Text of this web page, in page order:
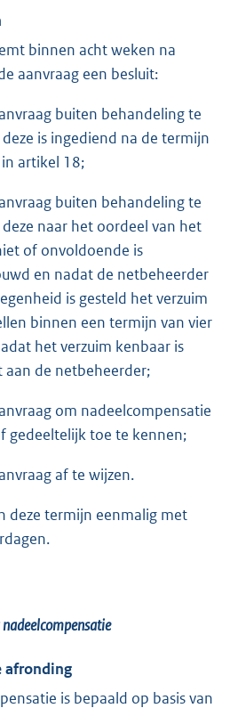
binnen acht weken na
aanvraag een besluit:
buiten behandeling te
is ingediend na de termijn
artikel 18;
buiten behandeling te
naar het oordeel van het
of onvoldoende is
en nadat de netbeheerder
is gesteld het verzuim
binnen een termijn van vier
het verzuim kenbaar is
aan de netbeheerder;
om nadeelcompensatie
gedeeltelijk toe te kennen;
af te wijzen.
deze termijn eenmalig met
afronding
is bepaald op basis van